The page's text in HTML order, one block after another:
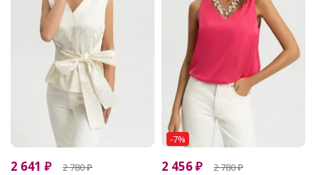
2 641 ₽ 2 780₽
-7%
2 456₽ 2 780₽